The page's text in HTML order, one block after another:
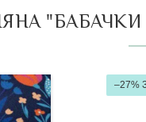
"БАБАЧКИ
–27%